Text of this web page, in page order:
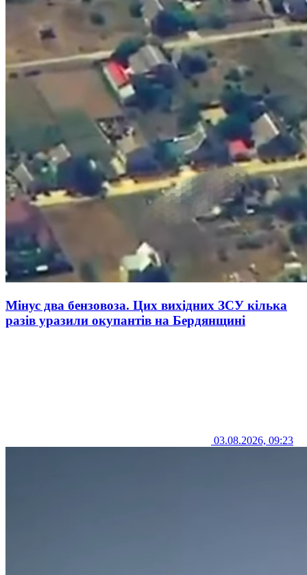
Мінус два бензовоза. Цих вихідних ЗСУ кілька
разів уразили окупантів на Бердянщині
03.08.2026, 09:23